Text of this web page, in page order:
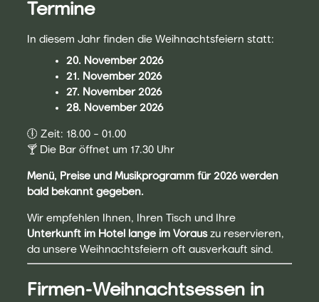
Termine
In diesem Jahr finden die Weihnachtsfeiern statt:
20. November 2026
21. November 2026
27. November 2026
28. November 2026
🕕 Zeit: 18.00 – 01.00
🍸 Die Bar öffnet um 17.30 Uhr
Menü, Preise und Musikprogramm für 2026 werden
bald bekannt gegeben.
Wir empfehlen Ihnen, Ihren Tisch und Ihre
Unterkunft im Hotel lange im Vorauszu reservieren,
da unsere Weihnachtsfeiern oft ausverkauft sind.
Firmen-Weihnachtsessen in